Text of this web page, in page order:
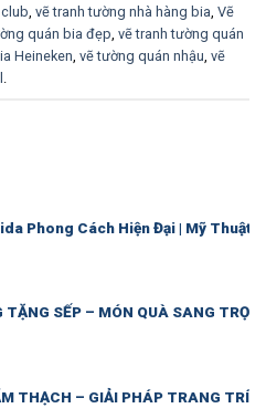
, vẽ tranh tường nhà hàng bia, Vẽ
quán bia đẹp, vẽ tranh tường quán
Heineken, vẽ tường quán nhậu, vẽ
.
Phong Cách Hiện Đại | Mỹ Thuật
TẶNG SẾP – MÓN QUÀ SANG
THẠCH – GIẢI PHÁP TRANG TRÍ